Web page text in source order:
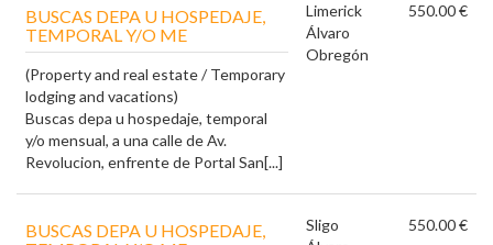
BUSCAS DEPA U HOSPEDAJE,
TEMPORAL Y/O ME
(Property and real estate / Temporary
lodging and vacations)
Buscas depa u hospedaje, temporal
y/o mensual, a una calle de Av.
Revolucion, enfrente de Portal San[...]
Limerick
Álvaro
Obregón
550.00 €
BUSCAS DEPA U HOSPEDAJE,
Sligo
550.00 €